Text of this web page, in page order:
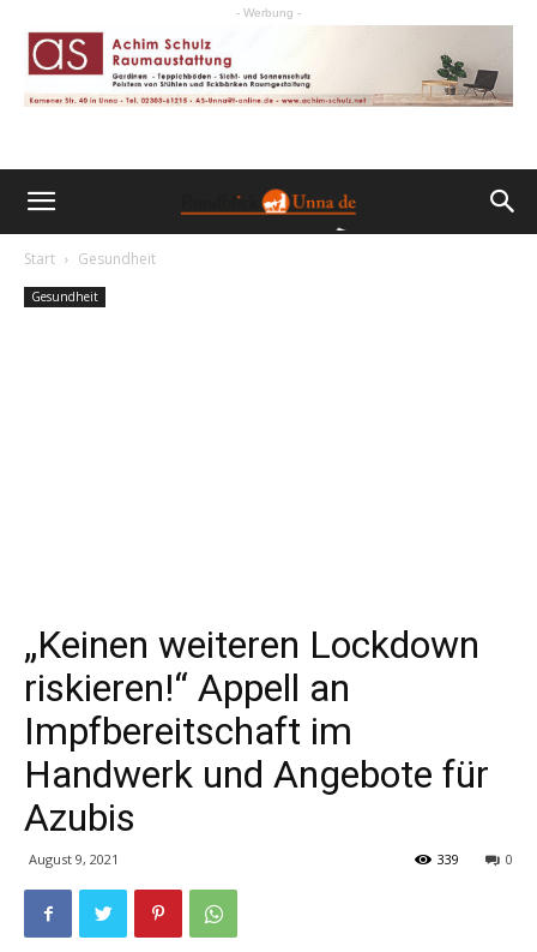
- Werbung -
Start Gesundheit
Gesundheit
„Keinen weiteren Lockdown
riskieren!“ Appell an
Impfbereitschaft im
Handwerk und Angebote für
Azubis
August 9, 2021 0
339